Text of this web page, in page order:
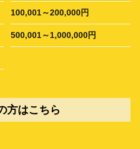
100,001～200,000円
500,001～1,000,000円
方はこちら